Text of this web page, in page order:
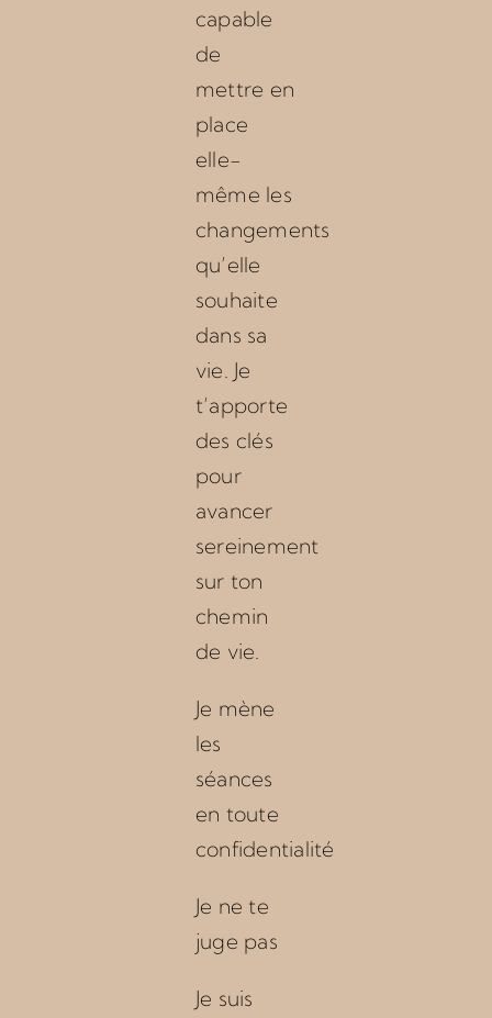
capable
de
mettre en
place
elle-
même les
changements
qu’elle
souhaite
dans sa
vie. Je
t’apporte
des clés
pour
avancer
sereinement
sur ton
chemin
de vie.
Je mène
les
séances
en toute
confidentialité
Je ne te
juge pas
Je suis